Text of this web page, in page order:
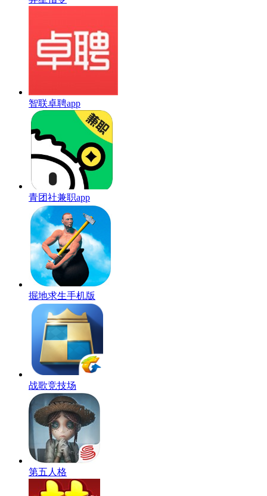
智联卓聘app
青团社兼职app
掘地求生手机版
战歌竞技场
第五人格